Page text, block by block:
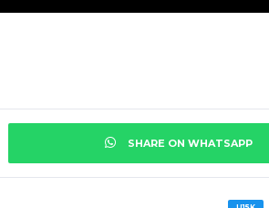
SHARE ON WHATSAPP